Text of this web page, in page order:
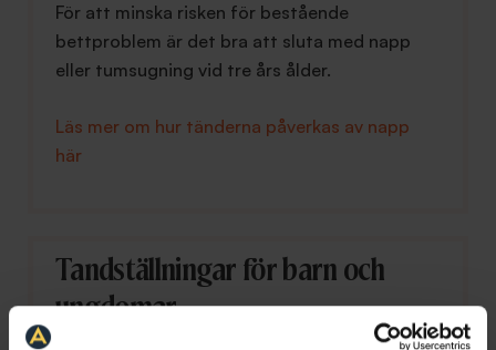
För att minska risken för bestående
bettproblem är det bra att sluta med napp
eller tumsugning vid tre års ålder.
Läs mer om hur tänderna påverkas av napp
här
Tandställningar för barn och
ungdomar